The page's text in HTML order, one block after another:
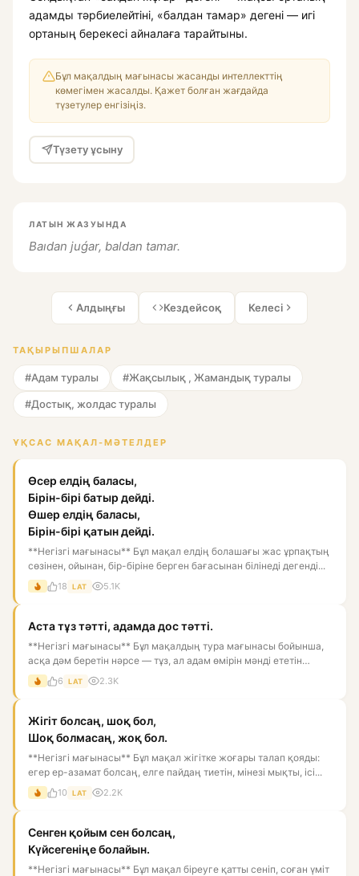
адамды тәрбиелейтіні, «балдан тамар» дегені — игі
ортаның берекесі айналаға тарайтыны.
Бұл мақалдың мағынасы жасанды интеллекттің
көмегімен жасалды. Қажет болған жағдайда
түзетулер енгізіңіз.
Түзету ұсыну
ЛАТЫН ЖАЗУЫНДА
Baıdan juǵar, baldan tamar.
Алдыңғы Кездейсоқ Келесі
ТАҚЫРЫПШАЛАР
#Адам туралы #Жақсылық , Жамандық туралы
#Достық, жолдас туралы
ҰҚСАС МАҚАЛ-МӘТЕЛДЕР
Өсер елдің баласы,
Бірін-бірі батыр дейді.
Өшер елдің баласы,
Бірін-бірі қатын дейді.
**Негізгі мағынасы** Бұл мақал елдің болашағы жас ұрпақтың
сөзінен, ойынан, бір-біріне берген бағасынан білінеді дегенді...
18 LAT 5.1K
Аста тұз тәтті, адамда дос тәтті.
**Негізгі мағынасы** Бұл мақалдың тура мағынасы бойынша,
асқа дәм беретін нәрсе — тұз, ал адам өмірін мәнді ететін
нәрс...
6 LAT 2.3K
Жігіт болсаң, шоқ бол,
Шоқ болмасаң, жоқ бол.
**Негізгі мағынасы** Бұл мақал жігітке жоғары талап қояды:
егер ер-азамат болсаң, елге пайдаң тиетін, мінезі мықты, ісі...
10 LAT 2.2K
Сенген қойым сен болсаң,
Күйсегеніңе болайын.
**Негізгі мағынасы** Бұл мақал біреуге қатты сеніп, соған үміт